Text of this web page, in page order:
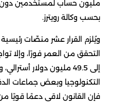
مليون حساب لمستخدمين دون
بحسب وكالة رويترز.
ويُلزم القرار عشر منصّات رئيسية
التحقق من العمر فورًا، وإلا
إلى 49.5 مليون دولار
التكنولوجيا وبعض جماعات
فإن القانون لاقى دعمًا قويًا من